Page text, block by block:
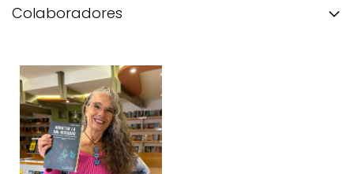
Colaboradores